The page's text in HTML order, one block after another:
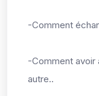
-Comment
-Comment avoir
autre..